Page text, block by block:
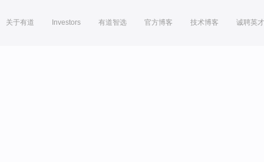
关于有道 Investors 有道智选 官方博客 技术博客 诚聘英才